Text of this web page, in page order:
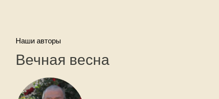
Наши авторы
Вечная весна